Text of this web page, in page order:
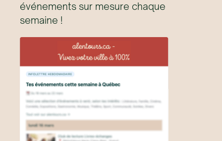
événements sur mesure chaque
semaine !